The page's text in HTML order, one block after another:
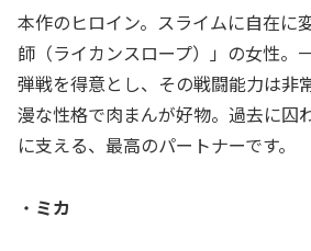
本作のヒロイン。スライムに自在に
師（ライカンスロープ）」の女性。
弾戦を得意とし、その戦闘能力は非
漫な性格で肉まんが好物。過去に囚
に支える、最高のパートナーです。
・ ミカ